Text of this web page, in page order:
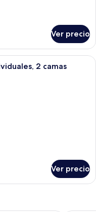
Ver precio
doble con sábanas
2 camas
Ver precio